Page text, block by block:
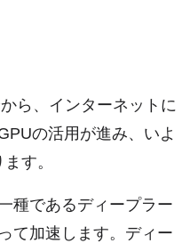
ら、インターネットに
の活用が進み、いよ
す。
種であるディープラー
て加速します。ディー